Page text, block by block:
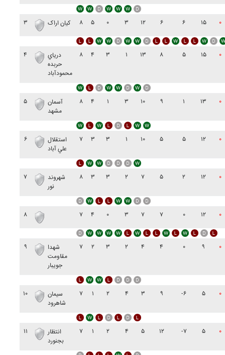
۳ کيان اراک ۸ ۵ ۰ ۳ ۱۲ ۶ ۶ ۱۵ ۰
۴
درياي
حربده
محمودآباد
۸ ۴ ۳ ۱ ۱۳ ۸ ۵ ۱۵ ۰
۵
آسمان
مشهد
۸ ۴ ۱ ۳ ۱۰ ۹ ۱ ۱۳ ۰
۶
استقلال
علي آباد
۷ ۳ ۳ ۱ ۱۰ ۵ ۵ ۱۲ ۰
۷
شهروند
نور
۸ ۳ ۳ ۲ ۷ ۵ ۲ ۱۲ ۰
۸ ۷ ۴ ۰ ۳ ۷ ۷ ۰ ۱۲ ۰
۹
شهدا
مقاومت
جويبار
۷ ۲ ۳ ۲ ۴ ۴ ۰ ۹ ۰
۱۰
سيمان
شاهرود
۷ ۱ ۲ ۴ ۳ ۹ -۶ ۵ ۰
۱۱
انتظار
بجنورد
۷ ۱ ۲ ۴ ۵ ۱۲ -۷ ۵ ۰